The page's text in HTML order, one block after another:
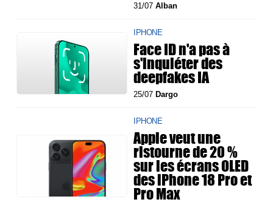
31/07Alban
IPHONE
Face ID n'a pas à
s'inquiéter des
deepfakes IA
25/07 Dargo
IPHONE
Apple veut une
ristourne de 20 %
sur les écrans OLED
des iPhone 18 Pro et
Pro Max